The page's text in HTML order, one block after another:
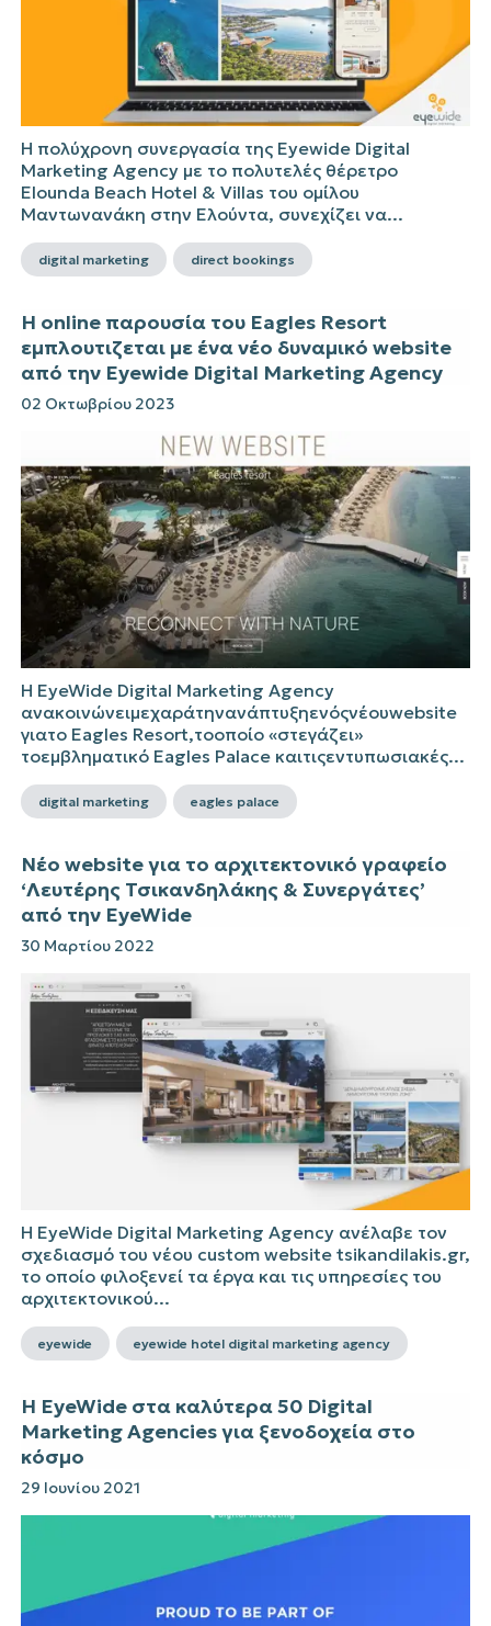
Η πολύχρονη συνεργασία της Eyewide Digital
Marketing Agency με το πολυτελές θέρετρο
Elounda Beach Hotel & Villas του ομίλου
Μαντωνανάκη στην Ελούντα, συνεχίζει να...
digital marketing direct bookings
Η online παρουσία του Eagles Resort
εμπλουτιζεται με ένα νέο δυναμικό website
από την Eyewide Digital Marketing Agency
02 Οκτωβρίου 2023
Η EyeWide Digital Marketing Agency
ανακοινώνειμεχαράτηνανάπτυξηενόςνέουwebsite
γιατο Eagles Resort,τοοποίο «στεγάζει»
τοεμβληματικό Eagles Palace καιτιςεντυπωσιακές...
digital marketing eagles palace
Νέο website για το αρχιτεκτονικό γραφείο
‘Λευτέρης Τσικανδηλάκης & Συνεργάτες’
από την EyeWide
30 Μαρτίου 2022
Η EyeWide Digital Marketing Agency ανέλαβε τον
σχεδιασμό του νέου custom website tsikandilakis.gr,
το οποίο φιλοξενεί τα έργα και τις υπηρεσίες του
αρχιτεκτονικού...
eyewide eyewide hotel digital marketing agency
Η EyeWide στα καλύτερα 50 Digital
Marketing Agencies για ξενοδοχεία στο
κόσμο
29 Ιουνίου 2021